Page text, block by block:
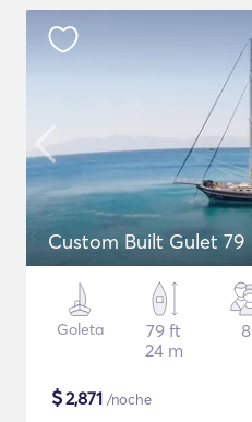
Custom Built Gulet 79
Goleta
79 ft
24 m
8
$2,871 /noche